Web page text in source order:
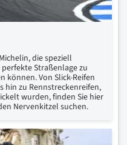
die speziell
Straßenlage zu
können. Von Slick-Reifen
hin zu Rennstreckenreifen,
wurden, finden Sie hier
Nervenkitzel suchen.